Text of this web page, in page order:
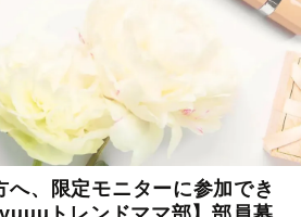
へ、限定モニターに参加でき